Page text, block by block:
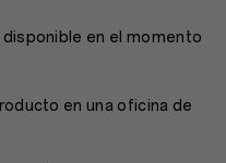
en el momento
en una oficina de